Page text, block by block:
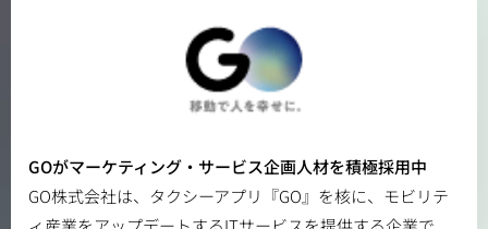
GOがマーケティング・サービス企画人材を積極採用中
GO株式会社は、タクシーアプリ『GO』を核に、モビリテ